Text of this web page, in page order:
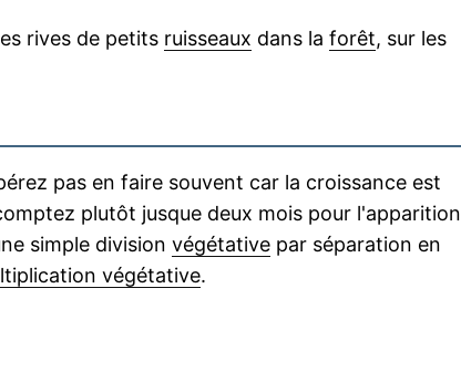
rives de petits ruisseaux dans la forêt, sur les
pas en faire souvent car la croissance est
plutôt jusque deux mois pour l'apparition
simple division végétative par séparation en
végétative.